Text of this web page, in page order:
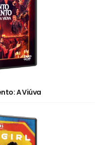
A Viúva